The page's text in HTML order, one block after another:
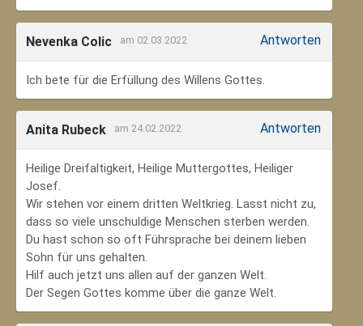
Nevenka Colic am 02.03.2022 Antworten
Ich bete für die Erfüllung des Willens Gottes.
Anita Rubeck am 24.02.2022 Antworten
Heilige Dreifaltigkeit, Heilige Muttergottes, Heiliger
Josef.
Wir stehen vor einem dritten Weltkrieg. Lasst nicht zu,
dass so viele unschuldige Menschen sterben werden.
Du hast schon so oft Führsprache bei deinem lieben
Sohn für uns gehalten.
Hilf auch jetzt uns allen auf der ganzen Welt.
Der Segen Gottes komme über die ganze Welt.